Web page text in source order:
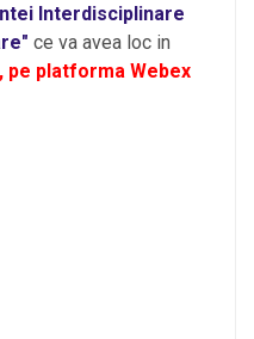
Interdisciplinare
ce va avea loc in
pe platforma Webex